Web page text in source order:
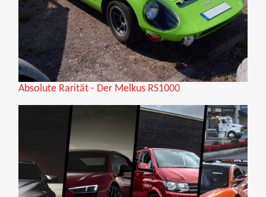
Absolute Rarität - Der Melkus RS1000